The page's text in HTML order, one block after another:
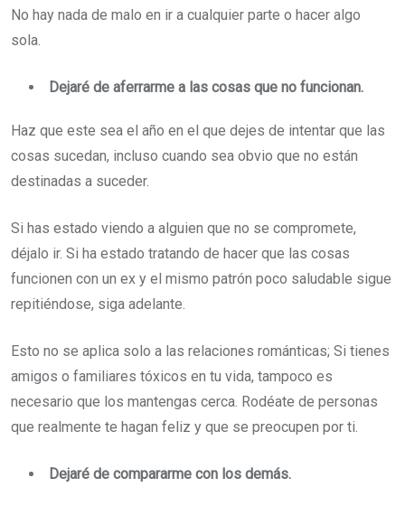
No hay nada de malo en ir a cualquier parte o hacer algo
sola.
Dejaré de aferrarme a las cosas que no funcionan.
Haz que este sea el año en el que dejes de intentar que las
cosas sucedan, incluso cuando sea obvio que no están
destinadas a suceder.
Si has estado viendo a alguien que no se compromete,
déjalo ir. Si ha estado tratando de hacer que las cosas
funcionen con un ex y el mismo patrón poco saludable sigue
repitiéndose, siga adelante.
Esto no se aplica solo a las relaciones románticas; Si tienes
amigos o familiares tóxicos en tu vida, tampoco es
necesario que los mantengas cerca. Rodéate de personas
que realmente te hagan feliz y que se preocupen por ti.
Dejaré de compararme con los demás.